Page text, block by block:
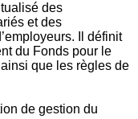
des
et des
Il définit
du Fonds pour le
que les règles de
de gestion du